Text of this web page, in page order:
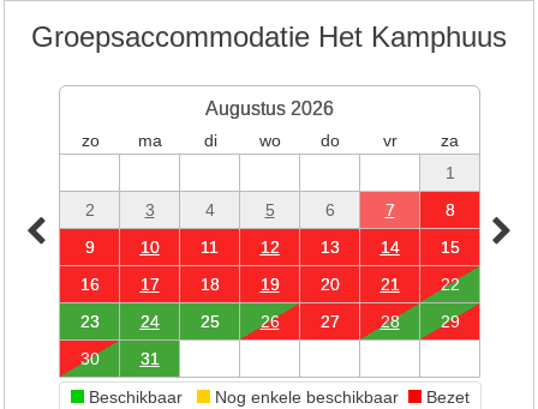
Groepsaccommodatie Het Kamphuus
Augustus 2026
zo ma di wo do vr
za
1
2
3 4 5 6 7
8
9
10 11 12 13 14
15
16
17 18 19 20 21
22
23
24 25 26 27 28
29
30
31
Beschikbaar
Nog enkele beschikbaar Bezet